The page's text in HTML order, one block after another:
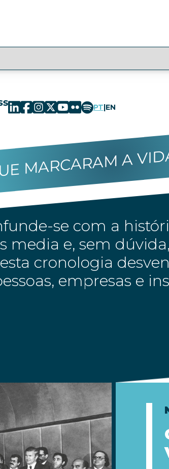
PT|EN
MARCARAM A
se com a
media e, sem
cronologia
empresas e